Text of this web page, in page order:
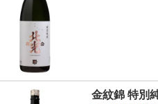
金紋錦 特別